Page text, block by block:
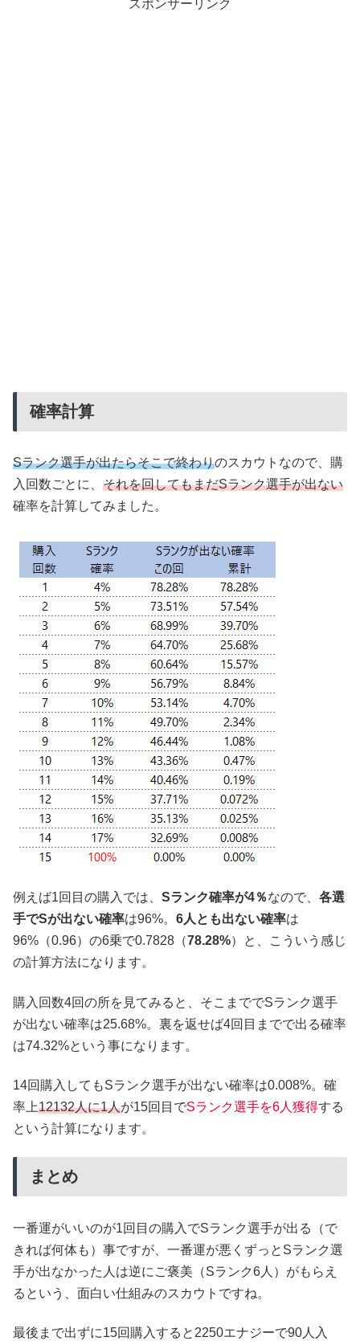
スポンサーリンク
確率計算
Sランク選手が出たらそこで終わりのスカウトなので、購
入回数ごとに、 それを回してもまだSランク選手が出ない
確率を計算してみました。
例えば1回目の購入では、 Sランク確率が4％なので、 各選
手でSが出ない確率は96%。 6人とも出ない確率は
96%（0.96）の6乗で0.7828（78.28%）と、こういう感じ
の計算方法になります。
購入回数4回の所を見てみると、そこまででSランク選手
が出ない確率は25.68%。裏を返せば4回目までで出る確率
は74.32%という事になります。
14回購入してもSランク選手が出ない確率は0.008%。確
率上12132人に1人が15回目でSランク選手を6人獲得する
という計算になります。
まとめ
一番運がいいのが1回目の購入でSランク選手が出る（で
きれば何体も）事ですが、一番運が悪くずっとSランク選
手が出なかった人は逆にご褒美（Sランク6人）がもらえ
るという、面白い仕組みのスカウトですね。
最後まで出ずに15回購入すると2250エナジーで90人入